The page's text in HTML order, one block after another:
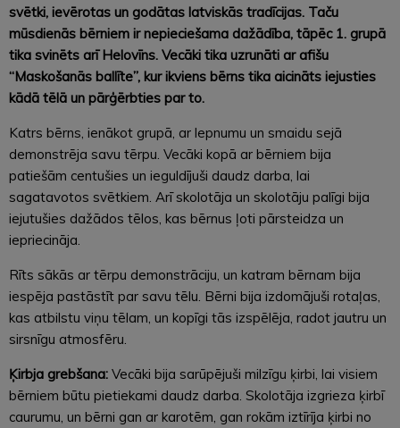
svētki, ievērotas un godātas latviskās tradīcijas. Taču
mūsdienās bērniem ir nepieciešama dažādība, tāpēc 1. grupā
tika svinēts arī Helovīns. Vecāki tika uzrunāti ar afišu
“Maskošanās ballīte”, kur ikviens bērns tika aicināts iejusties
kādā tēlā un pārģērbties par to.
Katrs bērns, ienākot grupā, ar lepnumu un smaidu sejā
demonstrēja savu tērpu. Vecāki kopā ar bērniem bija
patiešām centušies un ieguldījuši daudz darba, lai
sagatavotos svētkiem. Arī skolotāja un skolotāju palīgi bija
iejutušies dažādos tēlos, kas bērnus ļoti pārsteidza un
iepriecināja.
Rīts sākās ar tērpu demonstrāciju, un katram bērnam bija
iespēja pastāstīt par savu tēlu. Bērni bija izdomājuši rotaļas,
kas atbilstu viņu tēlam, un kopīgi tās izspēlēja, radot jautru un
sirsnīgu atmosfēru.
Ķirbja grebšana: Vecāki bija sarūpējuši milzīgu ķirbi, lai visiem
bērniem būtu pietiekami daudz darba. Skolotāja izgrieza ķirbī
caurumu, un bērni gan ar karotēm, gan rokām iztīrīja ķirbi no